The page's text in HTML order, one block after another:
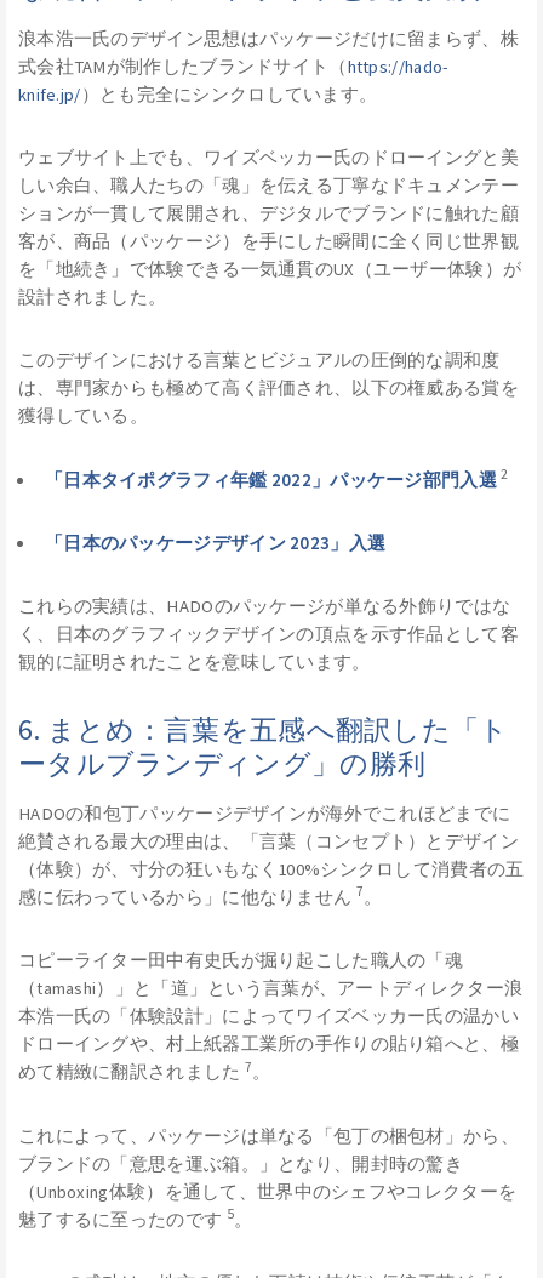
浪本浩一氏のデザイン思想はパッケージだけに留まらず、株
式会社TAMが制作したブランドサイト（https://hado-
knife.jp/）とも完全にシンクロしています。
ウェブサイト上でも、ワイズベッカー氏のドローイングと美
しい余白、職人たちの「魂」を伝える丁寧なドキュメンテー
ションが一貫して展開され、デジタルでブランドに触れた顧
客が、商品（パッケージ）を手にした瞬間に全く同じ世界観
を「地続き」で体験できる一気通貫のUX（ユーザー体験）が
設計されました。
このデザインにおける言葉とビジュアルの圧倒的な調和度
は、専門家からも極めて高く評価され、以下の権威ある賞を
獲得している。
「日本タイポグラフィ年鑑 2022」パッケージ部門入選 2
「日本のパッケージデザイン 2023」入選
これらの実績は、HADOのパッケージが単なる外飾りではな
く、日本のグラフィックデザインの頂点を示す作品として客
観的に証明されたことを意味しています。
6. まとめ：言葉を五感へ翻訳した「ト
ータルブランディング」の勝利
HADOの和包丁パッケージデザインが海外でこれほどまでに
絶賛される最大の理由は、「言葉（コンセプト）とデザイン
（体験）が、寸分の狂いもなく100%シンクロして消費者の五
感に伝わっているから」に他なりません 7。
コピーライター田中有史氏が掘り起こした職人の「魂
（tamashi）」と「道」という言葉が、アートディレクター浪
本浩一氏の「体験設計」によってワイズベッカー氏の温かい
ドローイングや、村上紙器工業所の手作りの貼り箱へと、極
めて精緻に翻訳されました 7。
これによって、パッケージは単なる「包丁の梱包材」から、
ブランドの「意思を運ぶ箱。」となり、開封時の驚き
（Unboxing体験）を通して、世界中のシェフやコレクターを
魅了するに至ったのです 5。